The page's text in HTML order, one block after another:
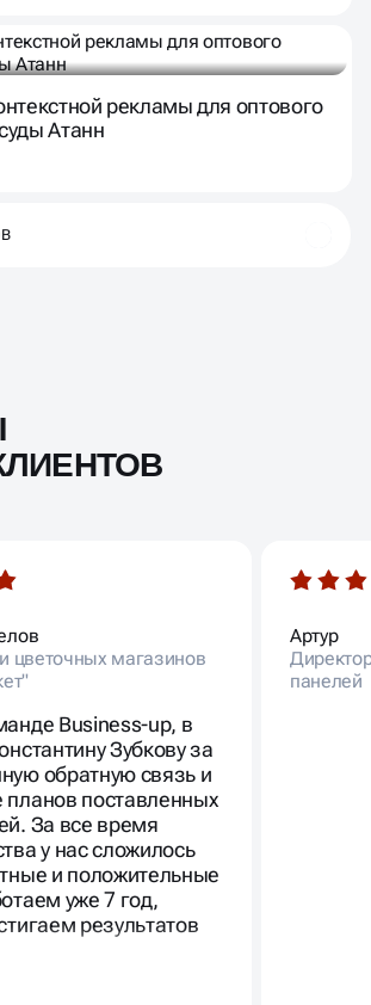
рекламы для оптового
Атанн
цветочных магазинов
Business-up, в
Зубкову за
обратную связь и
поставленных
За все время
у нас сложилось
и положительные
уже 7 год,
результатов
Артур
панелей